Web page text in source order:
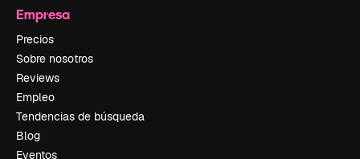
Empresa
Precios
Sobre nosotros
Reviews
Empleo
Tendencias de búsqueda
Blog
Eventos